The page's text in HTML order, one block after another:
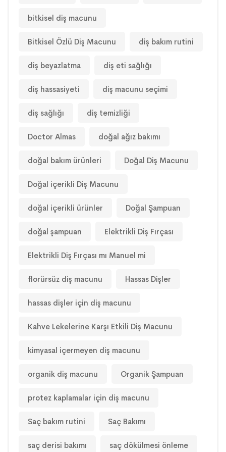
bitkisel diş macunu
Bitkisel Özlü Diş Macunu diş bakım rutini
diş beyazlatma diş eti sağlığı
diş hassasiyeti diş macunu seçimi
diş sağlığı diş temizliği
Doctor Almas doğal ağız bakımı
doğal bakım ürünleri Doğal Diş Macunu
Doğal içerikli Diş Macunu
doğal içerikli ürünler Doğal Şampuan
doğal şampuan Elektrikli Diş Fırçası
Elektrikli Diş Fırçası mı Manuel mi
florürsüz diş macunu Hassas Dişler
hassas dişler için diş macunu
Kahve Lekelerine Karşı Etkili Diş Macunu
kimyasal içermeyen diş macunu
organik diş macunu Organik Şampuan
protez kaplamalar için diş macunu
Saç bakım rutini Saç Bakımı
saç derisi bakımı saç dökülmesi önleme